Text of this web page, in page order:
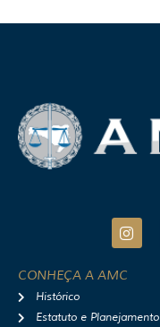
I
n
t
a
r
CONHEÇA A AMC
Histórico
Estatuto e Planejamento